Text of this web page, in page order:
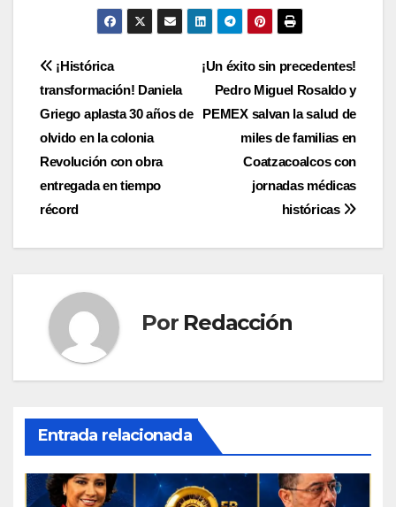
Navegación
de
entradas
¡Un éxito sin precedentes!
Pedro Miguel Rosaldo y
PEMEX salvan la salud de
miles de familias en
Coatzacoalcos con
jornadas médicas
históricas
¡Histórica
transformación! Daniela
Griego aplasta 30 años de
olvido en la colonia
Revolución con obra
entregada en tiempo
récord
Por Redacción
Entrada relacionada